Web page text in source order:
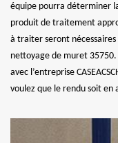
équipe pourra déterminer
produit de traitement
à traiter seront
nettoyage de muret
avec l’entreprise
voulez que le rendu soit en